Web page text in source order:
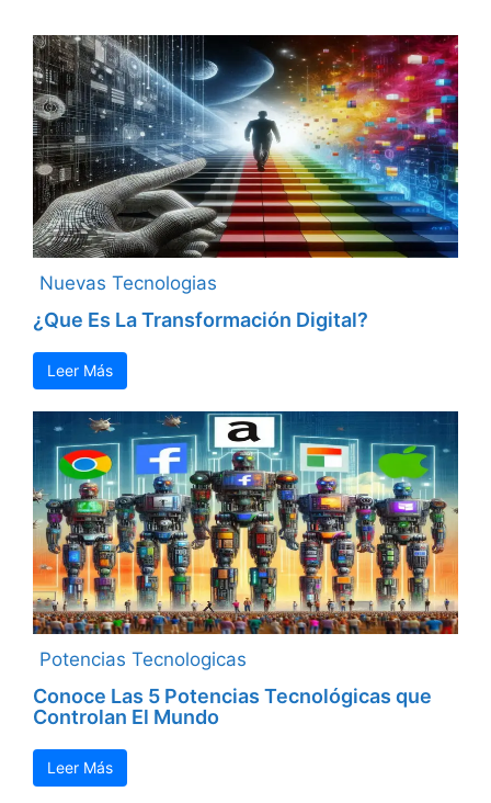
Nuevas Tecnologias
¿Que Es La Transformación Digital?
Leer Más
Potencias Tecnologicas
Conoce Las 5 Potencias Tecnológicas que
Controlan El Mundo
Leer Más